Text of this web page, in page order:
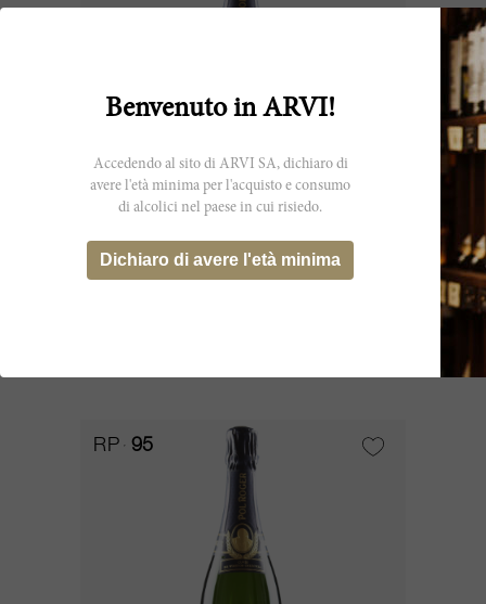
Champagne Brut Cuvée Sir Winston
Churchill 2002
RP 95
Benvenuto in ARVI!
Accedendo al sito di ARVI SA, dichiaro di
avere l'età minima per l'acquisto e consumo
di alcolici nel paese in cui risiedo.
Dichiaro di avere l'età minima